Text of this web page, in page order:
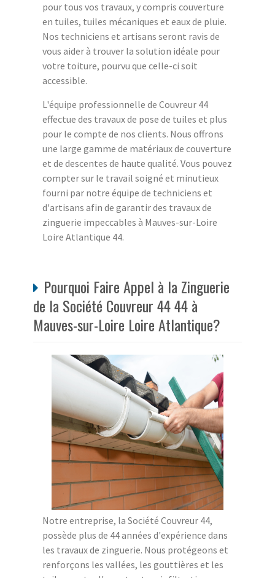
pour tous vos travaux, y compris couverture
en tuiles, tuiles mécaniques et eaux de pluie.
Nos techniciens et artisans seront ravis de
vous aider à trouver la solution idéale pour
votre toiture, pourvu que celle-ci soit
accessible.
L'équipe professionnelle de Couvreur 44
effectue des travaux de pose de tuiles et plus
pour le compte de nos clients. Nous offrons
une large gamme de matériaux de couverture
et de descentes de haute qualité. Vous pouvez
compter sur le travail soigné et minutieux
fourni par notre équipe de techniciens et
d'artisans afin de garantir des travaux de
zinguerie impeccables à Mauves-sur-Loire
Loire Atlantique 44.
Pourquoi Faire Appel à la Zinguerie
de la Société Couvreur 44 44 à
Mauves-sur-Loire Loire Atlantique?
Notre entreprise, la Société Couvreur 44,
possède plus de 44 années d'expérience dans
les travaux de zinguerie. Nous protégeons et
renforçons les vallées, les gouttières et les